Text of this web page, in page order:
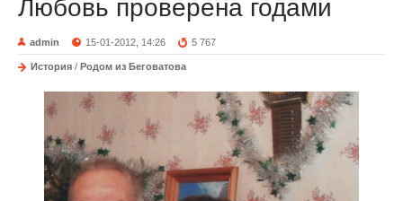
Любовь проверена годами
admin 15-01-2012, 14:26 5 767
История / Родом из Беговатова